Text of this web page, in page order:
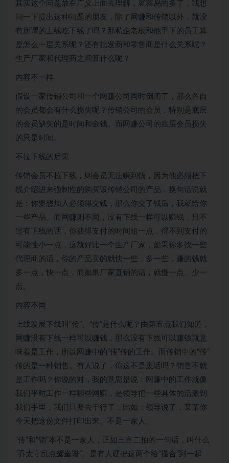
其实这个问题放在广义上面去理解，就容易的多了，我想
问一下提出这种问题的朋友，除了网赚和传销以外，就没
有所谓的上线吃下线了吗？那私企老板和他手下的员工算
是怎么一层关系呢？还有批发商和零售商是什么关系呢？
生产厂家和代理商之间算什么呢？
内容不一样
假设一家传销公司和一个网赚公司同时倒闭了，那么各自
的会员都会有什么损失呢？传销公司的会员，特别是底层
的会员缺失的是时间和金钱。而网赚公司的底层会员损失
的只是时间。
不拉下线的后果
传销会员不拉下线，则会员无法赚到钱，因为他必须把下
线介绍进来强制性的购买该传销公司的产品，换句话说就
是：你要想加入必须得交钱，那么你交了钱后，我就给你
一些产品。而网赚则不同，没有下线一样可以赚钱，只不
过有下线的话，你获得支付的时间短一点，得不到支付的
可能性小一点，这就好比一个生产厂家，如果你多找一些
代理商的话，你的产品卖的就快一些，多一些，赚的钱就
多一点，快一点，而如果厂家直销的话，就慢一点、少一
点。
内容不同
上线发展下线叫“传”。“传”是什么呢？由第五点我们知道，
网赚没有下线一样可以赚钱，那么没有下线可以赚钱就意
味着是工作，所以网赚中的“传”传的工作。而传销中的“传”
传的是一种销售。有人说了，你这不是废话吗？销售不就
是工作吗？你说的对，我的意思是说：网赚中的工作就像
我们平时工作一样哪些网赚，是领导把一些具体的活派到
我们手里，我们只要去干行了，比如：领导说了，某某你
今天把这份文件打印出来。不是一家人。
“传”和“销”本不是一家人，正如三言二拍的一句话，叫什么
“乔太守乱点鸳鸯谱”。是有人硬把这两个给“撮合”到一起